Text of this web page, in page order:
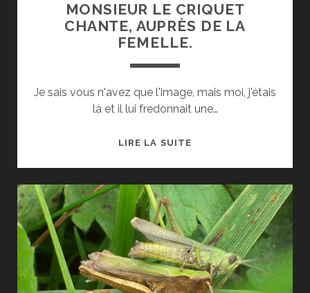
MONSIEUR LE CRIQUET
CHANTE, AUPRÈS DE LA
FEMELLE.
Je sais vous n'avez que l'image, mais moi, j'étais
là et il lui fredonnait une…
LIRE LA SUITEMONSIEUR
CHANTE,
AUPRÈS
DE
LA
FEMELLE.